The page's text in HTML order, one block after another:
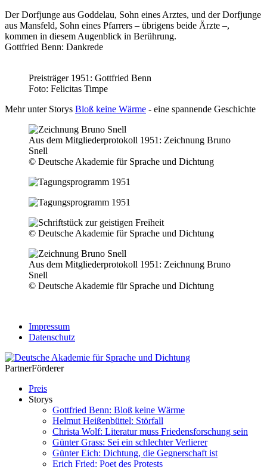
Der Dorfjunge aus Goddelau, Sohn eines Arztes, und der Dorfjunge
aus Mansfeld, Sohn eines Pfarrers – übrigens beide Ärzte –,
kommen in diesem Augenblick in Berührung.
Gottfried Benn: Dankrede
Preisträger 1951: Gottfried Benn
Foto: Felicitas Timpe
Mehr unter Storys Bloß keine Wärme - eine spannende Geschichte
Aus dem Mitgliederprotokoll 1951: Zeichnung Bruno
Snell
© Deutsche Akademie für Sprache und Dichtung
© Deutsche Akademie für Sprache und Dichtung
Aus dem Mitgliederprotokoll 1951: Zeichnung Bruno
Snell
© Deutsche Akademie für Sprache und Dichtung
Impressum
Datenschutz
PartnerFörderer
Preis
Storys
Gottfried Benn: Bloß keine Wärme
Helmut Heißenbüttel: Störfall
Christa Wolf: Literatur muss Friedensforschung sein
Günter Grass: Sei ein schlechter Verlierer
Günter Eich: Dichtung, die Gegnerschaft ist
Erich Fried: Poet des Protests